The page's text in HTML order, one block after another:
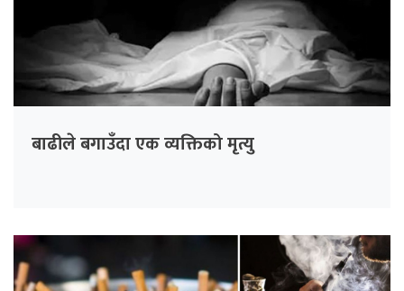
बाढीले बगाउँदा एक व्यक्तिको मृत्यु